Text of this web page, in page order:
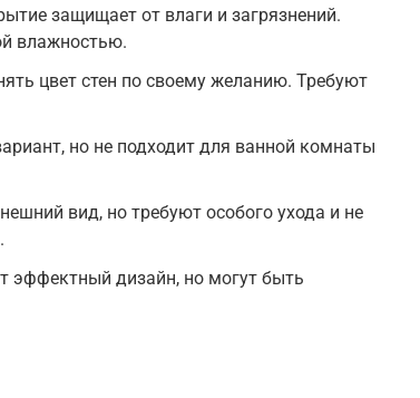
защищает от влаги и загрязнений.
влажностью.
цвет стен по своему желанию. Требуют
но не подходит для ванной комнаты
вид, но требуют особого ухода и не
эффектный дизайн, но могут быть